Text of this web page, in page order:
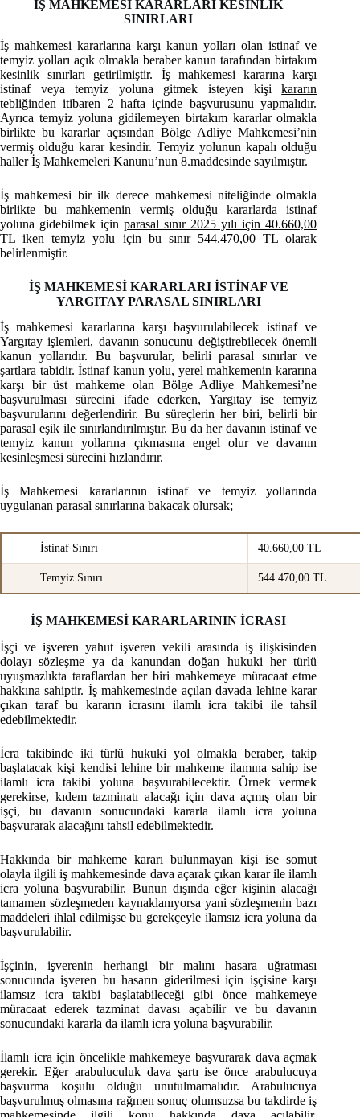
İŞ MAHKEMESİ KARARLARI KESİNLİK
SINIRLARI
İş mahkemesi kararlarına karşı kanun yolları olan istinaf ve
temyiz yolları açık olmakla beraber kanun tarafından birtakım
kesinlik sınırları getirilmiştir. İş mahkemesi kararına karşı
istinaf veya temyiz yoluna gitmek isteyen kişikararın
tebliğinden itibaren 2 hafta içinde başvurusunu yapmalıdır.
Ayrıca temyiz yoluna gidilemeyen birtakım kararlar olmakla
birlikte bu kararlar açısından Bölge Adliye Mahkemesi’nin
vermiş olduğu karar kesindir. Temyiz yolunun kapalı olduğu
haller İş Mahkemeleri Kanunu’nun 8.maddesinde sayılmıştır.
İş mahkemesi bir ilk derece mahkemesi niteliğinde olmakla
birlikte bu mahkemenin vermiş olduğu kararlarda istinaf
yoluna gidebilmek içinparasal sınır 2025 yılı için 40.660,00
TL ikentemyiz yolu için bu sınır 544.470,00 TL olarak
belirlenmiştir.
İŞ MAHKEMESİ KARARLARI İSTİNAF VE
YARGITAY PARASAL SINIRLARI
İş mahkemesi kararlarına karşı başvurulabilecek istinaf ve
Yargıtay işlemleri, davanın sonucunu değiştirebilecek önemli
kanun yollarıdır. Bu başvurular, belirli parasal sınırlar ve
şartlara tabidir. İstinaf kanun yolu, yerel mahkemenin kararına
karşı bir üst mahkeme olan Bölge Adliye Mahkemesi’ne
başvurulması sürecini ifade ederken, Yargıtay ise temyiz
başvurularını değerlendirir. Bu süreçlerin her biri, belirli bir
parasal eşik ile sınırlandırılmıştır. Bu da her davanın istinaf ve
temyiz kanun yollarına çıkmasına engel olur ve davanın
kesinleşmesi sürecini hızlandırır.
İş Mahkemesi kararlarının istinaf ve temyiz yollarında
uygulanan parasal sınırlarına bakacak olursak;
İstinaf Sınırı 40.660,00 TL
Temyiz Sınırı 544.470,00 TL
İŞ MAHKEMESİ KARARLARININ İCRASI
İşçi ve işveren yahut işveren vekili arasında iş ilişkisinden
dolayı sözleşme ya da kanundan doğan hukuki her türlü
uyuşmazlıkta taraflardan her biri mahkemeye müracaat etme
hakkına sahiptir. İş mahkemesinde açılan davada lehine karar
çıkan taraf bu kararın icrasını ilamlı icra takibi ile tahsil
edebilmektedir.
İcra takibinde iki türlü hukuki yol olmakla beraber, takip
başlatacak kişi kendisi lehine bir mahkeme ilamına sahip ise
ilamlı icra takibi yoluna başvurabilecektir. Örnek vermek
gerekirse, kıdem tazminatı alacağı için dava açmış olan bir
işçi, bu davanın sonucundaki kararla ilamlı icra yoluna
başvurarak alacağını tahsil edebilmektedir.
Hakkında bir mahkeme kararı bulunmayan kişi ise somut
olayla ilgili iş mahkemesinde dava açarak çıkan karar ile ilamlı
icra yoluna başvurabilir. Bunun dışında eğer kişinin alacağı
tamamen sözleşmeden kaynaklanıyorsa yani sözleşmenin bazı
maddeleri ihlal edilmişse bu gerekçeyle ilamsız icra yoluna da
başvurulabilir.
İşçinin, işverenin herhangi bir malını hasara uğratması
sonucunda işveren bu hasarın giderilmesi için işçisine karşı
ilamsız icra takibi başlatabileceği gibi önce mahkemeye
müracaat ederek tazminat davası açabilir ve bu davanın
sonucundaki kararla da ilamlı icra yoluna başvurabilir.
İlamlı icra için öncelikle mahkemeye başvurarak dava açmak
gerekir. Eğer arabuluculuk dava şartı ise önce arabulucuya
başvurma koşulu olduğu unutulmamalıdır. Arabulucuya
başvurulmuş olmasına rağmen sonuç olumsuzsa bu takdirde iş